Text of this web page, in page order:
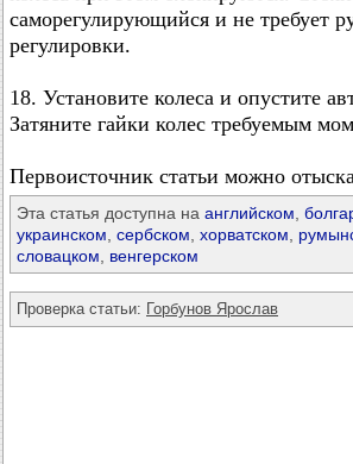
саморегулирующийся и не требует
регулировки.
18. Установите колеса и опустите
Затяните гайки колес требуемым
Первоисточник статьи можно
Эта статья доступна на английском
украинском сербском хорватском
словацком
венгерском
Проверка статьи: Горбунов Ярослав